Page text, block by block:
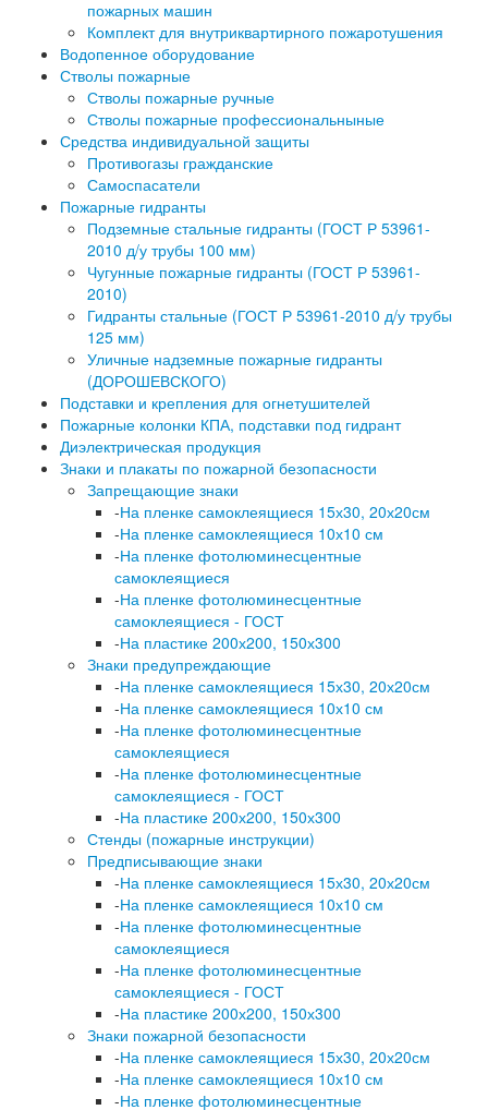
пожарных машин
Комплект для внутриквартирного пожаротушения
Водопенное оборудование
Стволы пожарные
Стволы пожарные ручные
Стволы пожарные профессиональныные
Средства индивидуальной защиты
Противогазы гражданские
Самоспасатели
Пожарные гидранты
Подземные стальные гидранты (ГОСТ Р 53961-
2010 д/у трубы 100 мм)
Чугунные пожарные гидранты (ГОСТ Р 53961-
2010)
Гидранты стальные (ГОСТ Р 53961-2010 д/у трубы
125 мм)
Уличные надземные пожарные гидранты
(ДОРОШЕВСКОГО)
Подставки и крепления для огнетушителей
Пожарные колонки КПА, подставки под гидрант
Диэлектрическая продукция
Знаки и плакаты по пожарной безопасности
Запрещающие знаки
-На пленке самоклеящиеся 15х30, 20х20см
-На пленке самоклеящиеся 10х10 см
-На пленке фотолюминесцентные
самоклеящиеся
-На пленке фотолюминесцентные
самоклеящиеся - ГОСТ
-На пластике 200х200, 150х300
Знаки предупреждающие
-На пленке самоклеящиеся 15х30, 20х20см
-На пленке самоклеящиеся 10х10 см
-На пленке фотолюминесцентные
самоклеящиеся
-На пленке фотолюминесцентные
самоклеящиеся - ГОСТ
-На пластике 200х200, 150х300
Стенды (пожарные инструкции)
Предписывающие знаки
-На пленке самоклеящиеся 15х30, 20х20см
-На пленке самоклеящиеся 10х10 см
-На пленке фотолюминесцентные
самоклеящиеся
-На пленке фотолюминесцентные
самоклеящиеся - ГОСТ
-На пластике 200х200, 150х300
Знаки пожарной безопасности
-На пленке самоклеящиеся 15х30, 20х20см
-На пленке самоклеящиеся 10х10 см
-На пленке фотолюминесцентные